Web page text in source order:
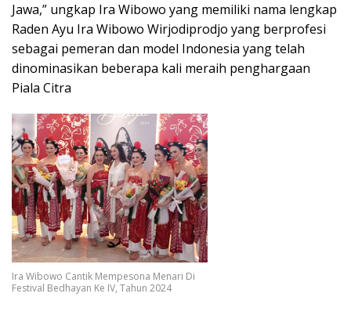
Jawa,” ungkap Ira Wibowo yang memiliki nama lengkap
Raden Ayu Ira Wibowo Wirjodiprodjo yang berprofesi
sebagai pemeran dan model Indonesia yang telah
dinominasikan beberapa kali meraih penghargaan
Piala Citra
Ira Wibowo Cantik Mempesona Menari Di
Festival Bedhayan Ke IV, Tahun 2024